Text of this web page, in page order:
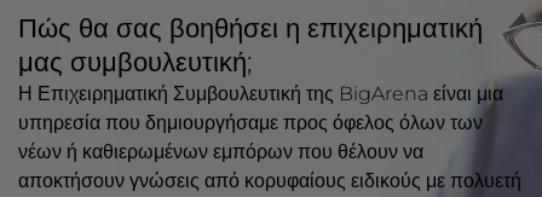
Πώς θα σας βοηθήσει η επιχειρηματική
μας συμβουλευτική;
Η Επιχειρηματική Συμβουλευτική της BigArena είναι μια
υπηρεσία που δημιουργήσαμε προς όφελος όλων των
νέων ή καθιερωμένων εμπόρων που θέλουν να
αποκτήσουν γνώσεις από κορυφαίους ειδικούς με πολυετή